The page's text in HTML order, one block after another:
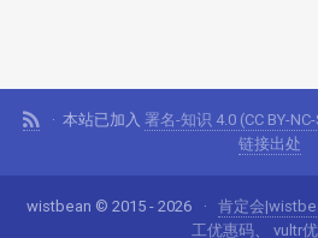
本站已加入 署名-知识 4.0 (CC BY-
链接出处
wistbean © 2015 - 2026 肯定会
工优惠码、 vultr